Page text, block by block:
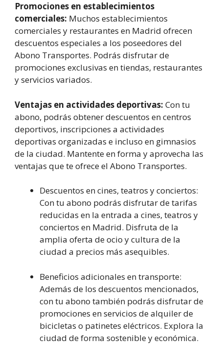
Promociones en establecimientos
comerciales: Muchos establecimientos
comerciales y restaurantes en Madrid ofrecen
descuentos especiales a los poseedores del
Abono Transportes. Podrás disfrutar de
promociones exclusivas en tiendas, restaurantes
y servicios variados.
Ventajas en actividades deportivas: Con tu
abono, podrás obtener descuentos en centros
deportivos, inscripciones a actividades
deportivas organizadas e incluso en gimnasios
de la ciudad. Mantente en forma y aprovecha las
ventajas que te ofrece el Abono Transportes.
Descuentos en cines, teatros y conciertos:
Con tu abono podrás disfrutar de tarifas
reducidas en la entrada a cines, teatros y
conciertos en Madrid. Disfruta de la
amplia oferta de ocio y cultura de la
ciudad a precios más asequibles.
Beneficios adicionales en transporte:
Además de los descuentos mencionados,
con tu abono también podrás disfrutar de
promociones en servicios de alquiler de
bicicletas o patinetes eléctricos. Explora la
ciudad de forma sostenible y económica.